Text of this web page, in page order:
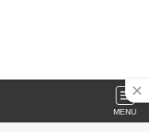
MENU